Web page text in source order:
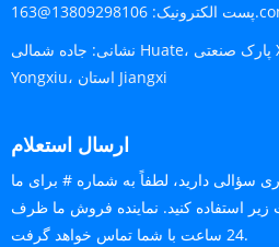
پست الکترونیک:
نشانی: جاده شمالی Huate، پارک صنعتی Xinghuo، شهرستان
Yongxiu، استان Jiangxi
ارسال استعلام
سؤالی دارید، لطفاً به شماره # برای ما
زیر استفاده کنید. نماینده فروش ما ظرف
24 ساعت با شما تماس خواهد گرفت.